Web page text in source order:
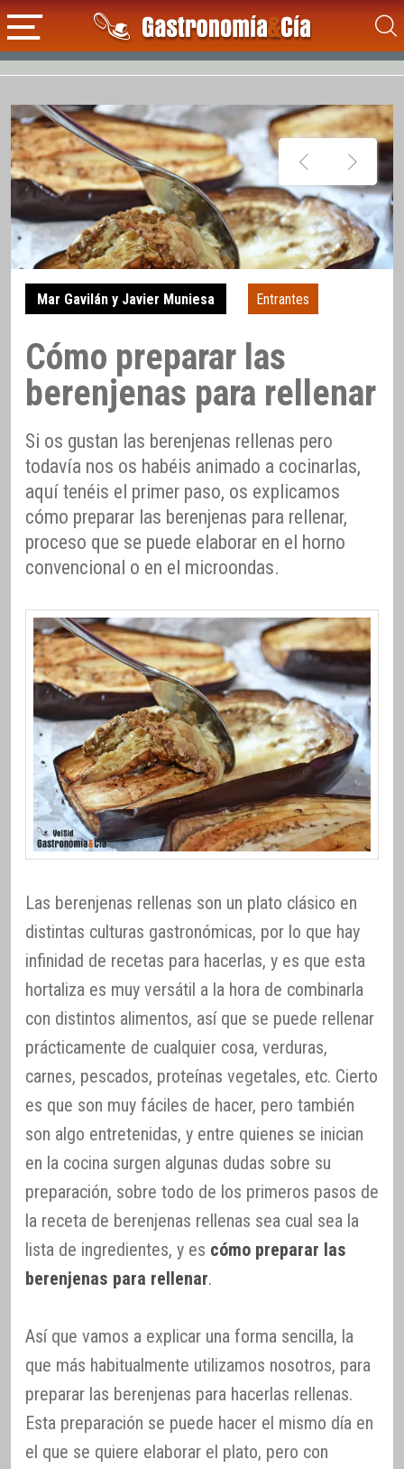
Mar Gavilán y Javier Muniesa Entrantes
Cómo preparar las
berenjenas para rellenar
Si os gustan las berenjenas rellenas pero
todavía nos os habéis animado a cocinarlas,
aquí tenéis el primer paso, os explicamos
cómo preparar las berenjenas para rellenar,
proceso que se puede elaborar en el horno
convencional o en el microondas.
Las berenjenas rellenas son un plato clásico en
distintas culturas gastronómicas, por lo que hay
infinidad de recetas para hacerlas, y es que esta
hortaliza es muy versátil a la hora de combinarla
con distintos alimentos, así que se puede rellenar
prácticamente de cualquier cosa, verduras,
carnes, pescados, proteínas vegetales, etc. Cierto
es que son muy fáciles de hacer, pero también
son algo entretenidas, y entre quienes se inician
en la cocina surgen algunas dudas sobre su
preparación, sobre todo de los primeros pasos de
la receta de berenjenas rellenas sea cual sea la
lista de ingredientes, y es cómo preparar las
berenjenas para rellenar.
Así que vamos a explicar una forma sencilla, la
que más habitualmente utilizamos nosotros, para
preparar las berenjenas para hacerlas rellenas.
Esta preparación se puede hacer el mismo día en
el que se quiere elaborar el plato, pero con